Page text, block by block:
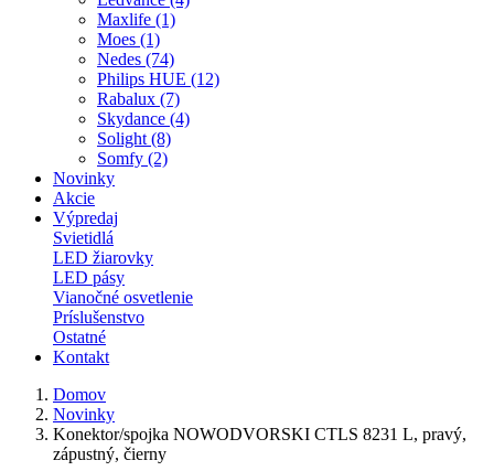
Maxlife (1)
Moes (1)
Nedes (74)
Philips HUE (12)
Rabalux (7)
Skydance (4)
Solight (8)
Somfy (2)
Novinky
Akcie
Výpredaj
Svietidlá
LED žiarovky
LED pásy
Vianočné osvetlenie
Príslušenstvo
Ostatné
Kontakt
Domov
Novinky
Konektor/spojka NOWODVORSKI CTLS 8231 L, pravý,
zápustný, čierny